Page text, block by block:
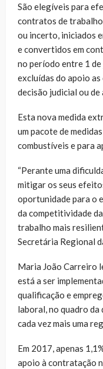
São elegíveis para
contratos de
ou incerto, iniciados
e convertidos em
no período entre 1
excluídas do apoio
decisão judicial ou
Esta nova medida
um pacote de
combustíveis e para
“Perante uma
mitigar os seus
oportunidade para o
da competitividade
trabalho mais
Secretária Regional
Maria João Carreiro
está a ser
qualificação e
laboral, no quadro
cada vez mais uma
Em 2017, apenas
apoio à contratação